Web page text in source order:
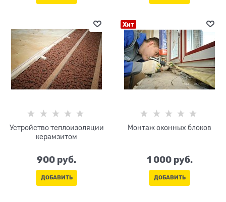
Устройство теплоизоляции
керамзитом
900 руб.
ДОБАВИТЬ
Хит
Монтаж оконных блоков
1 000 руб.
ДОБАВИТЬ